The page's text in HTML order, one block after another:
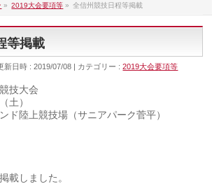
» 2019大会要項等 » 全信州競技日程等掲載
等掲載
新日時 : 2019/07/08 カテゴリー :2019大会要項等
技大会
土）
ド陸上競技場（サニアパーク菅平）
載しました。